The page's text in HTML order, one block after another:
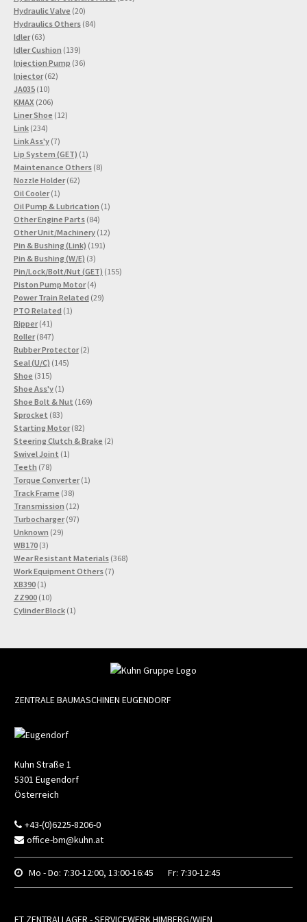
Hydraulic Valve 2020
Produkte
Hydraulics Others 8484
Idler 6363
Produkte
Idler Cushion 139139
Produkte
Injection Pump 3636
Injector 6262
JA035 1010
Produkte
KMAX 206206
Produkte
Liner Shoe 1212
Link 234234
Produkte
Link Ass'y 77
Produkte
Lip System (GET) 11
Produkt
Maintenance Others 88
Nozzle Holder 6262
Oil Cooler 11
Produkt
Oil Pump & Lubrication 11
Other Engine Parts 8484
Produkte
Other Unit/Machinery 1212
Pin & Bushing (Link) 191191
Pin & Bushing (W/E) 33
Produkte
Pin/Lock/Bolt/Nut (GET) 155155
Piston Pump Motor 44
Produkte
Power Train Related 2929
PTO Related 11
Ripper 4141
Produkte
Roller 847847
Produkte
Rubber Protector 22
Seal (U/C) 145145
Shoe 315315
Produkte
Shoe Ass'y 11
Produkt
Shoe Bolt & Nut 169169
Sprocket 8383
Produkte
Starting Motor 8282
Produkte
Steering Clutch & Brake 22
Swivel Joint 11
Teeth 7878
Produkte
Torque Converter 11
Track Frame 3838
Produkte
Transmission 1212
Produkte
Turbocharger 9797
Unknown 2929
WB170 33
Produkte
Wear Resistant Materials 368368
Work Equipment Others 77
XB390 11
Produkt
ZZ900 1010
Produkte
Cylinder Block 11
ZENTRALE BAUMASCHINEN EUGENDORF
Kuhn Straße 1
5301 Eugendorf
Österreich
+43-(0)6225-8206-0
office-bm@kuhn.at
Mo - Do: 7:30-12:00, 13:00-16:45 Fr: 7:30-12:45